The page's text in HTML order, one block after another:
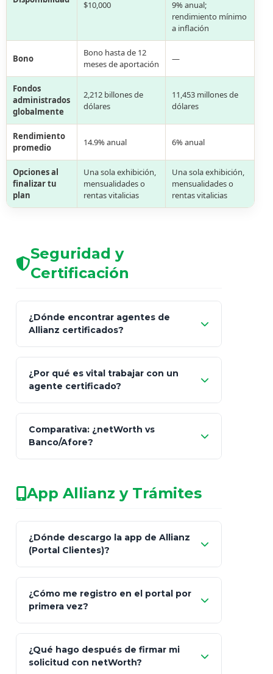
$10,000
9% anual;
rendimiento mínimo
a inflación
Bono
Bono hasta de 12
meses de aportación
—
Fondos
administrados
globalmente
2,212 billones de
dólares
11,453 millones de
dólares
Rendimiento
promedio
14.9% anual 6% anual
Opciones al
finalizar tu
plan
Una sola exhibición,
mensualidades o
rentas vitalicias
Una sola exhibición,
mensualidades o
rentas vitalicias
Seguridad y
Certificación
¿Dónde encontrar agentes de
Allianz certificados?
Seguros y Fianzas (CNSF)
netWorth
patrimonio con asesores informales en
redes sociales.
¿Por qué es vital trabajar con un
agente certificado?
consultor técnico
legalmente facultado
Comparativa: ¿netWorth vs
Banco/Afore?
Característica netWorth (Certificado)
Fiscalidad Estrategia Art. 151 / 93
App Allianz y Trámites
¿Dónde descargo la app de Allianz
(Portal Clientes)?
Client"
App Store (iOS) Google Play
¿Cómo me registro en el portal por
primera vez?
Bienvenida
¿Qué hago después de firmar mi
solicitud con netWorth?